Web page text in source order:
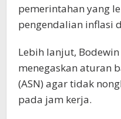
pemerintahan yang
pengendalian inflasi
Lebih lanjut,
menegaskan aturan
(ASN) agar tidak
pada jam kerja.